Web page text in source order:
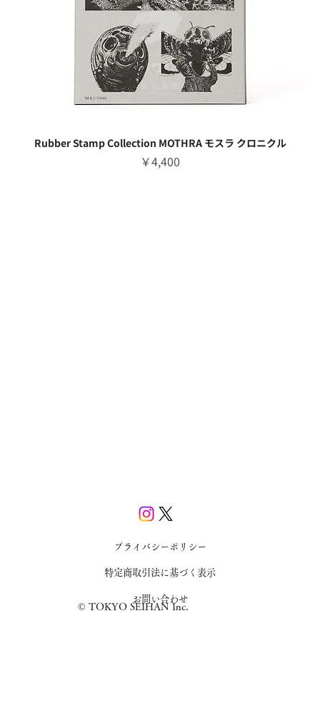
Rubber Stamp Collection MOTHRA モスラ クロニクル
価格
￥4,400
プライバシーポリシー
特定商取引法に基づく表示
お問い合わせ
© TOKYO SEIHAN Inc.